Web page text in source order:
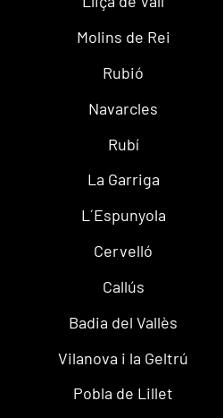
Molins de Rei
Rubió
Navarcles
Rubí
La Garriga
L´Espunyola
Cervelló
Callús
Badia del Vallès
Vilanova i la Geltrú
Pobla de Lillet